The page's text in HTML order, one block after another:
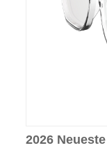
2026